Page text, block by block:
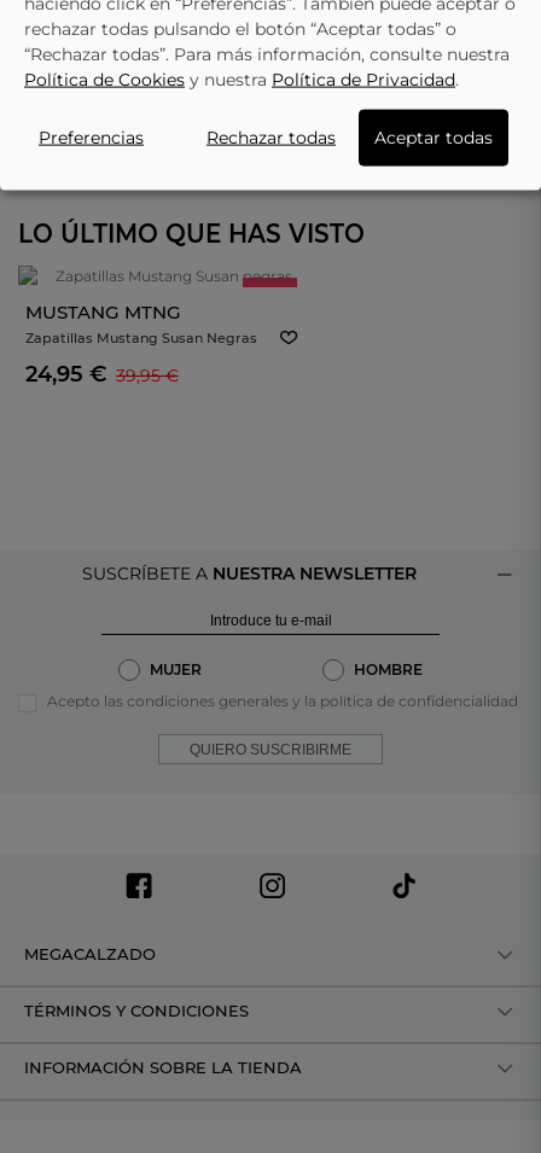
LO ÚLTIMO QUE HAS VISTO
- 35%
MUSTANG MTNG
Zapatillas Mustang Susan Negras
24,95 € 39,95 €
SUSCRÍBETE A NUESTRA NEWSLETTER
MUJER
HOMBRE
Acepto las condiciones generales y la política de confidencialidad
QUIERO SUSCRIBIRME
MEGACALZADO
TÉRMINOS Y CONDICIONES
INFORMACIÓN SOBRE LA TIENDA
rechazar todas pulsando el botón “Aceptar todas” o
“Rechazar todas”. Para más información, consulte nuestra
Política de Cookies y nuestra Política de Privacidad.
Preferencias Rechazar todas Aceptar todas